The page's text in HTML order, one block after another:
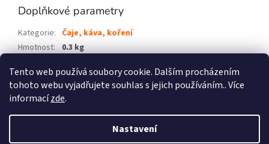
Tento web používá soubory cookie. Dalším procházením
tohoto webu vyjadřujete souhlas s jejich používáním.. Více
informacízde.
Nastavení
!!! UPOZORNĚNÍ !!! Vážení zákazníci, děkujeme, že máte zájem u nás
Doplňkové parametry
Kategorie: Čaje, káva, koření
Hmotnost: 0.3 kg